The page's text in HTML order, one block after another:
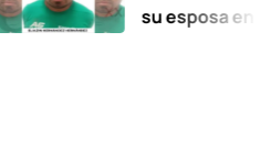
su esposa en